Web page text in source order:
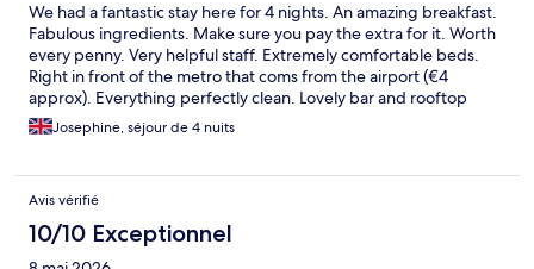
We had a fantastic stay here for 4 nights. An amazing breakfast.
Fabulous ingredients. Make sure you pay the extra for it. Worth
every penny. Very helpful staff. Extremely comfortable beds.
Right in front of the metro that coms from the airport (€4
approx). Everything perfectly clean. Lovely bar and rooftop
terrace for relaxing in.
Josephine, séjour de 4 nuits
Avis vérifié
10/10 Exceptionnel